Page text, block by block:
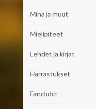
Minä ja muut
Mielipiteet
Lehdet ja kirjat
Harrastukset
Fanclubit